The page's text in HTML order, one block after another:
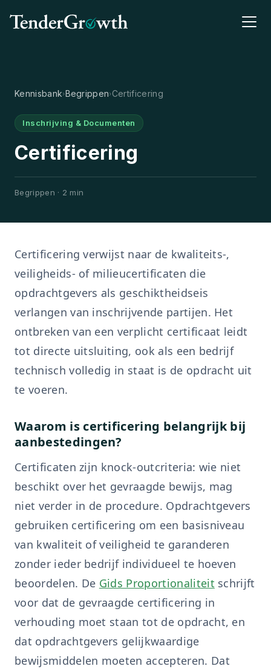
Certificering
Begrippen · 2 min
Inschrijving & Documenten
Kennisbank›Begrippen›Certificering
Certificering verwijst naar de kwaliteits-,
veiligheids- of milieucertificaten die
opdrachtgevers als geschiktheidseis
verlangen van inschrijvende partijen. Het
ontbreken van een verplicht certificaat leidt
tot directe uitsluiting, ook als een bedrijf
technisch volledig in staat is de opdracht uit
te voeren.
Waarom is certificering belangrijk bij
aanbestedingen?
Certificaten zijn knock-outcriteria: wie niet
beschikt over het gevraagde bewijs, mag
niet verder in de procedure. Opdrachtgevers
gebruiken certificering om een basisniveau
van kwaliteit of veiligheid te garanderen
zonder ieder bedrijf individueel te hoeven
beoordelen. De Gids Proportionaliteit schrijft
voor dat de gevraagde certificering in
verhouding moet staan tot de opdracht, en
dat opdrachtgevers gelijkwaardige
bewijsmiddelen moeten accepteren. Dat